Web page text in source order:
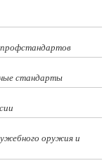
стандарты
оружия и